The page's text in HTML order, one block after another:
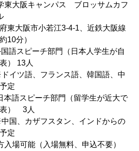
大阪キャンパス ブロッサムカフ
市小若江3-4-1、近鉄大阪線
10分）
スピーチ部門（日本人学生が自
） 13人
ランス語、韓国語、中
定
ーチ部門（留学生が近大で
表） 3人
スタン、インドからの
定
可能（入場無料、申込不要）